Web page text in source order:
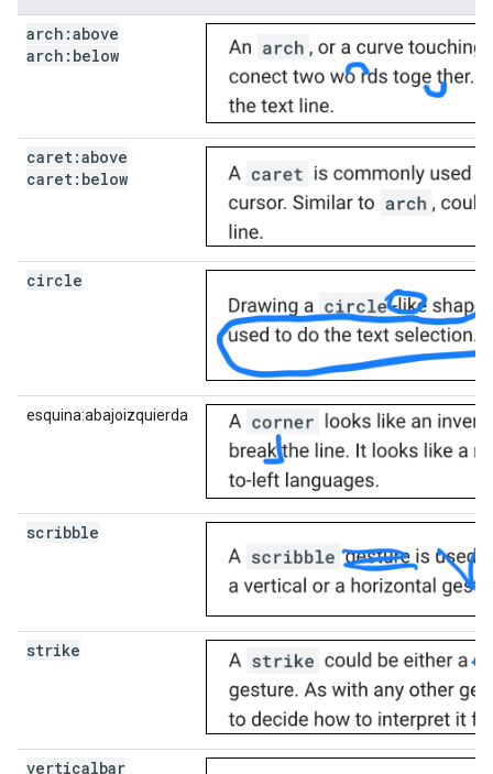
arch:above
arch:below
caret:above
caret:below
circle
esquina:abajoizquierda
scribble
strike
verticalbar